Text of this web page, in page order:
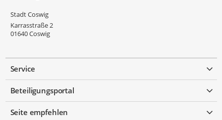
Stadt Coswig
Karrasstraße 2
01640Coswig
Service
Beteiligungsportal
Seite empfehlen